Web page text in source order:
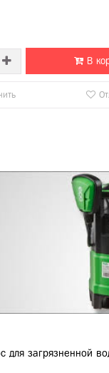
В
для загрязненной